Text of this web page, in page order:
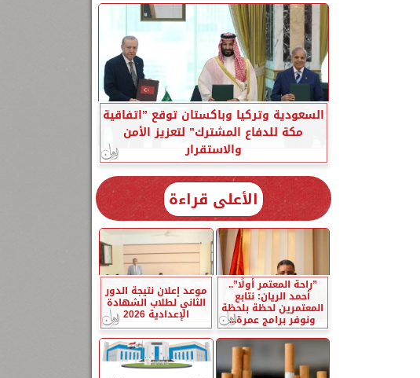
السعودية وتركيا وباكستان توقع ”اتفاقية
مكة للدفاع المشترك” لتعزيز الأمن
والاستقرار
الأعلى قراءة
”راحة المعتمر أولًا”..
أحمد الريان: نتابع
المعتمرين لحظة بلحظة
ونوفر برامج عمرة...
موعد إعلان نتيجة الدور
الثاني لطلاب الشهادة
الإعدادية 2026